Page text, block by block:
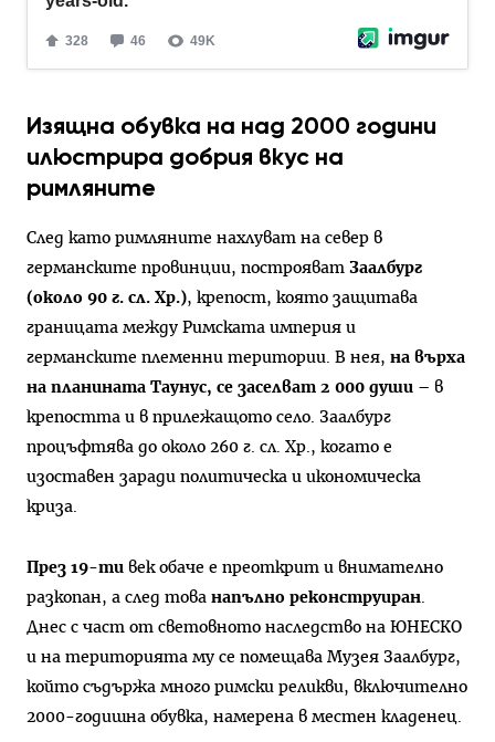
Изящна обувка на над 2000 години
илюстрира добрия вкус на
римляните
След като римляните нахлуват на север в
германските провинции, построяват Заалбург
(около 90 г. сл. Хр.), крепост, която защитава
границата между Римската империя и
германските племенни територии. В нея, на върха
на планината Таунус, се заселват 2 000 души – в
крепостта и в прилежащото село. Заалбург
процъфтява до около 260 г. сл. Хр., когато е
изоставен заради политическа и икономическа
криза.
През 19-ти век обаче е преоткрит и внимателно
разкопан, а след това напълно реконструиран.
Днес с част от световното наследство на ЮНЕСКО
и на територията му се помещава Музея Заалбург,
който съдържа много римски реликви, включително
2000-годишна обувка, намерена в местен кладенец.